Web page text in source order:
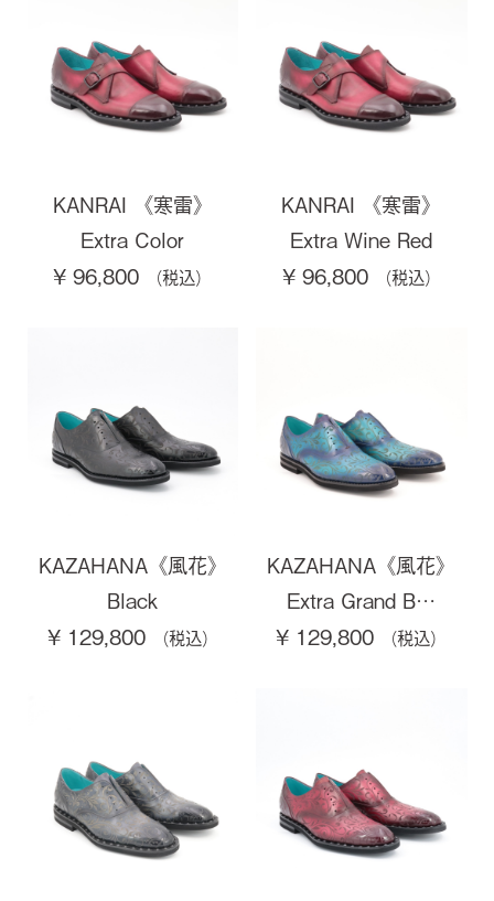
KANRAI 《寒雷》
Extra Color
¥ 96,800
KANRAI 《寒雷》
Extra Wine Red
¥ 96,800
KAZAHANA《風花》
Black
¥ 129,800
KAZAHANA《風花》
Extra Grand B…
¥ 129,800